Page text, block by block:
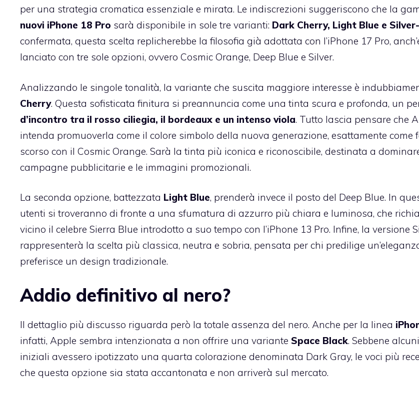
per una strategia cromatica essenziale e mirata. Le indiscrezioni suggeriscono che la
nuovi iPhone 18 Pro sarà disponibile in sole tre varianti: Dark Cherry, Light Blue e
confermata, questa scelta replicherebbe la filosofia già adottata con l’iPhone 17 Pro,
lanciato con tre sole opzioni, ovvero Cosmic Orange, Deep Blue e Silver.
Analizzando le singole tonalità, la variante che suscita maggiore interesse è
Cherry. Questa sofisticata finitura si preannuncia come una tinta scura e profonda, un
d’incontro tra il rosso ciliegia, il bordeaux e un intenso viola. Tutto lascia pensare che
intenda promuoverla come il colore simbolo della nuova generazione, esattamente come
scorso con il Cosmic Orange. Sarà la tinta più iconica e riconoscibile, destinata a
campagne pubblicitarie e le immagini promozionali.
La seconda opzione, battezzata Light Blue, prenderà invece il posto del Deep Blue. In
utenti si troveranno di fronte a una sfumatura di azzurro più chiara e luminosa, che
vicino il celebre Sierra Blue introdotto a suo tempo con l’iPhone 13 Pro. Infine, la versione
rappresenterà la scelta più classica, neutra e sobria, pensata per chi predilige
preferisce un design tradizionale.
Addio definitivo al nero?
Il dettaglio più discusso riguarda però la totale assenza del nero. Anche per la linea
infatti, Apple sembra intenzionata a non offrire una variante Space Black. Sebbene
iniziali avessero ipotizzato una quarta colorazione denominata Dark Gray, le voci più
che questa opzione sia stata accantonata e non arriverà sul mercato.